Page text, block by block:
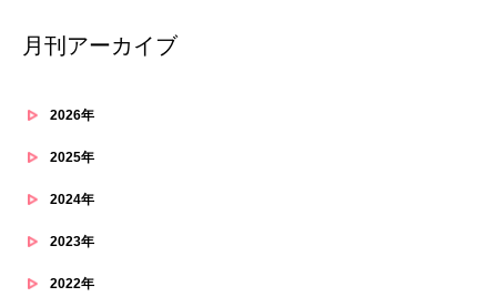
月刊アーカイブ
2026年
2025年
2024年
2023年
2022年